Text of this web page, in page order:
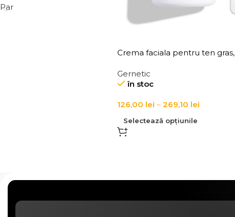
Par
Crema faciala pentru ten gras,
Mixtes & Grasses
Gernetic
în stoc
126,00 lei – 269,10 lei
Selectează opțiunile